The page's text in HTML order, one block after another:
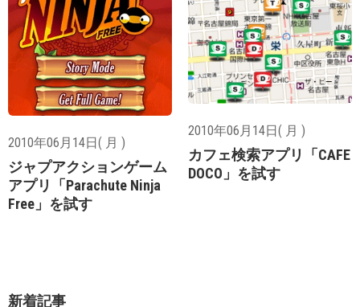
2010年06月14日( 月 )
ジャプアクションゲーム
アプリ「Parachute Ninja
Free」を試す
2010年06月14日( 月 )
カフェ検索アプリ「CAFE
DOCO」を試す
新着記事